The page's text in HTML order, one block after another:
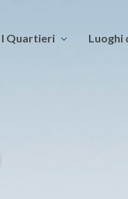
I Quartieri Luoghi